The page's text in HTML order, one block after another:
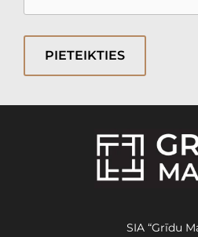
PIETEIKTIES
SIA “Grīdu